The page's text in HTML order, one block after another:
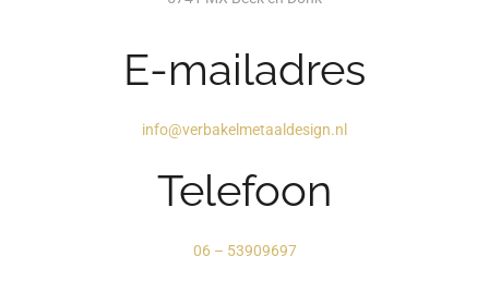
E-mailadres
info@verbakelmetaaldesign.nl
Telefoon
06 – 53909697